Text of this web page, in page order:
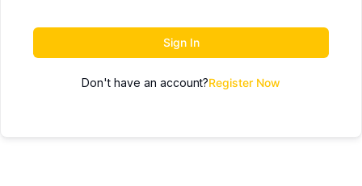
Sign In
Don't have an account?Register Now